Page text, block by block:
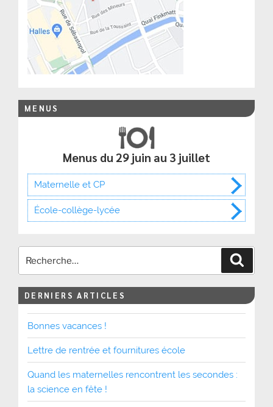
MENUS
Menus du 29 juin au 3 juillet
Maternelle et CP
École-collège-lycée
DERNIERS ARTICLES
Bonnes vacances !
Lettre de rentrée et fournitures école
Quand les maternelles rencontrent les secondes :
la science en fête !